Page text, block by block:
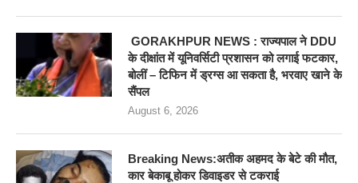
GORAKHPUR NEWS : राज्यपाल ने DDU
के दीक्षांत में यूनिवर्सिटी प्रशासन को लगाई फटकार,
बोलीं – टिफिन में ड्रग्स आ सकता है, भरवाए खाने के
सैंपल
August 6, 2026
Breaking News:अतीक अहमद के बेटे की मौत,
कार बेकाबू होकर डिवाइडर से टकराई